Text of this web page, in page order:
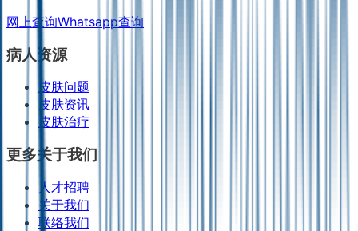
网上查询Whatsapp查询
病人资源
皮肤问题
皮肤资讯
皮肤治疗
更多关于我们
人才招聘
关于我们
联络我们